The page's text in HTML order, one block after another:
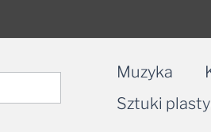
Muzyka
Sztuki